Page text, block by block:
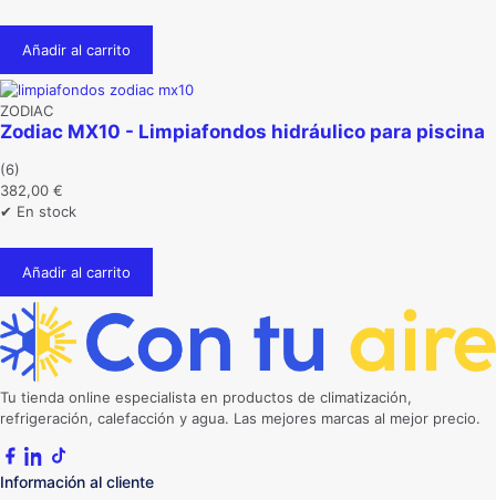
era:
628,00 €.
es:
Añadir al carrito
ZODIAC
Zodiac MX10 - Limpiafondos hidráulico para piscina
(6)
382,00 €
✔ En stock
Añadir al carrito
Tu tienda online especialista en productos de climatización,
refrigeración, calefacción y agua. Las mejores marcas al mejor precio.
Información al cliente